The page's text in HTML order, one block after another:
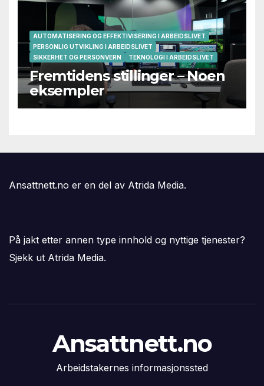
AUTOMATISERING OG EFFEKTIVISERING I ARBEIDSLIVET
PERSONLIG UTVIKLING I ARBEIDSLIVET
SIKKERHET OG PERSONVERN
TEKNOLOGI I ARBEIDSLIVET
Fremtidens stillinger – Noen
eksempler
Ansattnett.no er en del av Atrida Media.
På jakt etter annen type innhold og nyttige tjenester?
Sjekk ut Atrida Media.
Ansattnett.no
Arbeidstakernes informasjonssted